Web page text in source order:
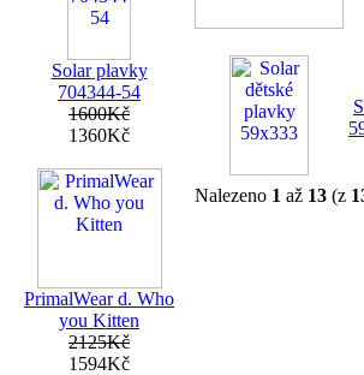
Solar plavky
704344-54
1600Kč
1360Kč
PrimalWear d. Who
you Kitten
2125Kč
1594Kč
Nalezeno 1 až 13 (z